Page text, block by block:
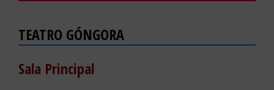
TEATRO GÓNGORA
Sala Principal